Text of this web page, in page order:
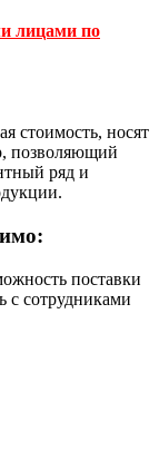
лицами по
стоимость, носят
позволяющий
ряд и
поставки
с сотрудниками